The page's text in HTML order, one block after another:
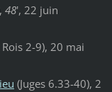
48', 22 juin
2-9), 20 mai
(Juges 6.33-40), 2